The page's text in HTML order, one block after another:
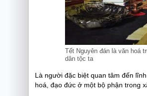
Tết Nguyên đán là văn hoá
dân tộc ta
Là người đặc biệt quan tâm đến
hoá, đạo đức ở một bộ phận trong